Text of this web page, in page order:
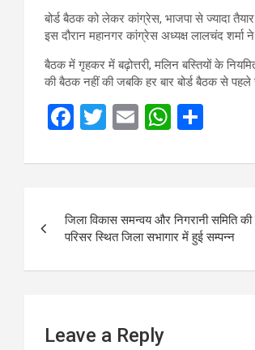
बोर्ड बैठक को लेकर कांग्रेस, भाजपा से ज्यादा
इस दौरान महानगर कांग्रेस अध्यक्ष लालचंद शर्मा
बैठक में गृहकर में बढ़ोत्तरी, मलिन बस्तियों के
की बैठक नहीं की जबकि हर बार बोर्ड बैठक से पहले
F
ce
o
o
k
T
tt
E
ail
W
at
A
p
p
ar
navigation
जिला विकास समन्वय और निगरानी समिति
परिसर स्थित जिला सभागार में हुई सम्पन्न
Leave a Reply